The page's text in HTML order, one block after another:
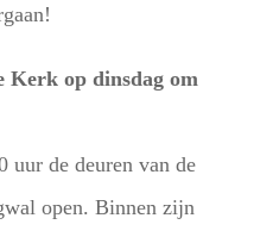
Kerk op dinsdag om
uur de deuren van de
open. Binnen zijn